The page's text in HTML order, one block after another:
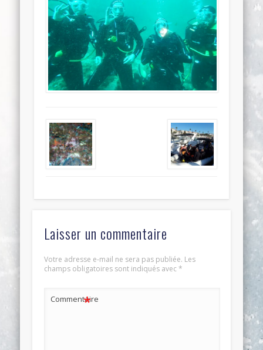
Laisser un commentaire
Votre adresse e-mail ne sera pas publiée. Les
champs obligatoires sont indiqués avec*
Commentaire
*